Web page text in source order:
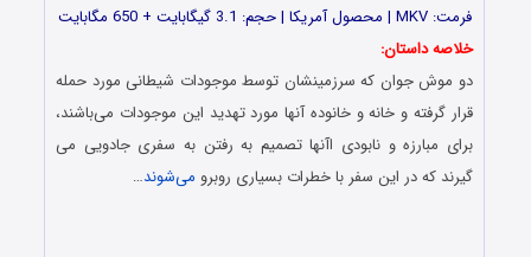
فرمت: MKV | محصول آمریکا | حجم: 3.1 گیگابایت + 650 مگابایت
خلاصه داستان:
دو موش جوان که سرزمینشان توسط موجودات شیطانی مورد حمله
قرار گرفته و خانه و خانوده آنها مورد تهدید این موجودات می‌باشند،
برای مبارزه و نابودی اآنها تصمیم به رفتن به سفری جادویی می
گیرند که در این سفر با خطرات بسیاری روبرو می‌شوند…